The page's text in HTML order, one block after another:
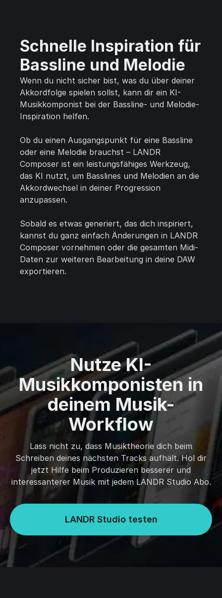
Schnelle Inspiration für
Bassline und Melodie
Wenn du nicht sicher bist, was du über deiner
Akkordfolge spielen sollst, kann dir ein KI-
Musikkomponist bei der Bassline- und Melodie-
Inspiration helfen.
Ob du einen Ausgangspunkt für eine Bassline
oder eine Melodie brauchst – LANDR
Composer ist ein leistungsfähiges Werkzeug,
das KI nutzt, um Basslines und Melodien an die
Akkordwechsel in deiner Progression
anzupassen.
Sobald es etwas generiert, das dich inspiriert,
kannst du ganz einfach Änderungen in LANDR
Composer vornehmen oder die gesamten Midi-
Daten zur weiteren Bearbeitung in deine DAW
exportieren.
Nutze KI-
Musikkomponisten in
deinem Musik-
Workflow
Lass nicht zu, dass Musiktheorie dich beim
Schreiben deines nächsten Tracks aufhält. Hol dir
jetzt Hilfe beim Produzieren besserer und
interessanterer Musik mit jedem LANDR Studio Abo.
LANDR Studio testen